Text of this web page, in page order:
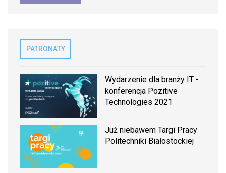
PATRONATY
Wydarzenie dla branży IT -
konferencja Pozitive
Technologies 2021
Już niebawem Targi Pracy
Politechniki Białostockiej